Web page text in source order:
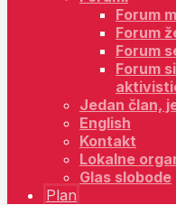
Forum
Forum
Forum
Forum
Jedan član,
English
Kontakt
Lokalne
Glas slobode
Plan